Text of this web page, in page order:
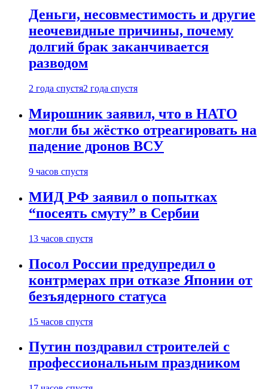
Деньги, несовместимость и другие
неочевидные причины, почему
долгий брак заканчивается
разводом
2 года спустя2 года спустя
Мирошник заявил, что в НАТО
могли бы жёстко отреагировать на
падение дронов ВСУ
9 часов спустя
МИД РФ заявил о попытках
“посеять смуту” в Сербии
13 часов спустя
Посол России предупредил о
контрмерах при отказе Японии от
безъядерного статуса
15 часов спустя
Путин поздравил строителей с
профессиональным праздником